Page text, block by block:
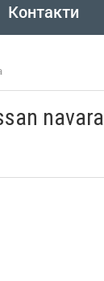
Контакти
navara